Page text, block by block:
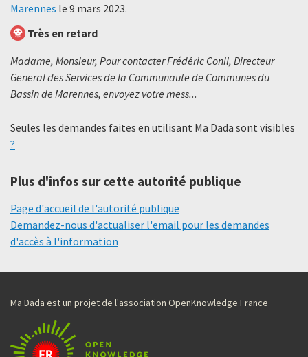
Marennes le 9 mars 2023.
Très en retard
Madame, Monsieur, Pour contacter Frédéric Conil, Directeur
General des Services de la Communaute de Communes du
Bassin de Marennes, envoyez votre mess...
Seules les demandes faites en utilisant Ma Dada sont visibles
?
Plus d'infos sur cette autorité publique
Page d'accueil de l'autorité publique
Demandez-nous d'actualiser l'email pour les demandes
d'accès à l'information
Ma Dada est un projet de l'association OpenKnowledge France